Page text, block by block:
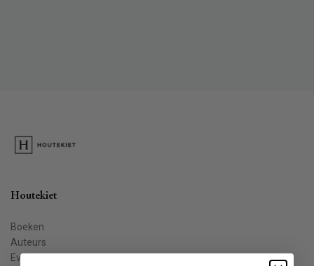
Houtekiet
Boeken
Auteurs
Evenementen